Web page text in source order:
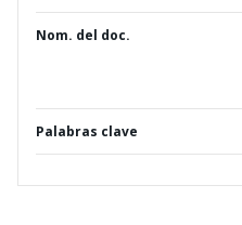
Nom. del doc.
Palabras clave